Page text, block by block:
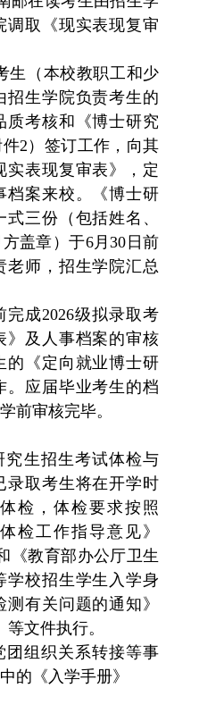
调取《现实表现复审
生（本校教职工和少
招生学院负责考生的
质考核和《博士研究
2）签订工作，向其
实表现复审表》，定
档案来校。《博士研
三份（包括姓名、
盖章）于6月30日前
老师，招生学院汇总
成2026级拟录取考
》及人事档案的审核
的《定向就业博士研
。应届毕业考生的档
前审核完毕。
究生招生考试体检与
录取考生将在开学时
检，体检要求按照
检工作指导意见》
《教育部办公厅卫生
学校招生学生入学身
有关问题的通知》
等文件执行。
团组织关系转接等事
的《入学手册》